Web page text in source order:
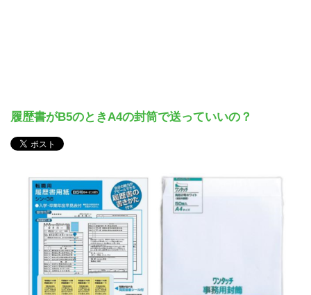
履歴書がB5のときA4の封筒で送っていいの？